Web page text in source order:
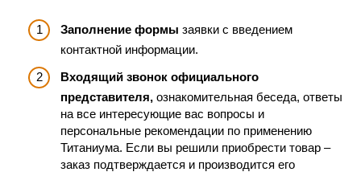
Заполнение формы заявки с введением
контактной информации.
Входящий звонок официального
представителя, ознакомительная беседа, ответы
на все интересующие вас вопросы и
персональные рекомендации по применению
Титаниума. Если вы решили приобрести товар –
заказ подтверждается и производится его